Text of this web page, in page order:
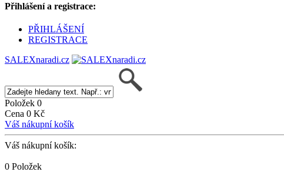
Přihlášení a registrace:
PŘIHLÁŠENÍ
REGISTRACE
SALEXnaradi.cz
Položek 0
Cena 0 Kč
Váš nákupní košík
Váš nákupní košík:
0 Položek